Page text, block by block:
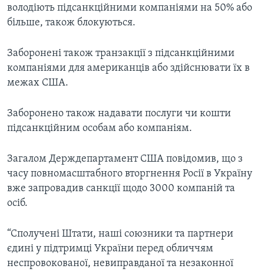
володіють підсанкційними компаніями на 50% або
більше, також блокуються.
Заборонені також транзакції з підсанкційними
компаніями для американців або здійснювати їх в
межах США.
Заборонено також надавати послуги чи кошти
підсанкційним особам або компаніям.
Загалом Держдепартамент США повідомив, що з
часу повномасштабного вторгнення Росії в Україну
вже запровадив санкції щодо 3000 компаній та
осіб.
“Сполучені Штати, наші союзники та партнери
єдині у підтримці України перед обличчям
неспровокованої, невиправданої та незаконної